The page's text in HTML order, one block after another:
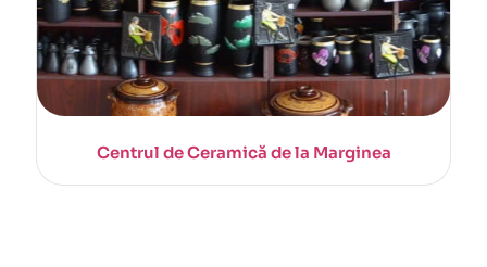
Centrul de Ceramică de la Marginea